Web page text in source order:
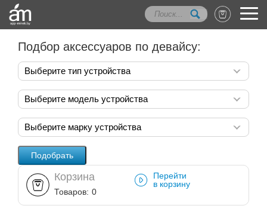
Подбор аксессуаров по девайсу:
Выберите тип устройства
Выберите модель устройства
Выберите марку устройства
Корзина
Товаров: 0
Перейти
в корзину